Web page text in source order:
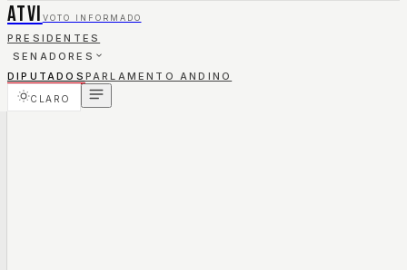
ATVI VOTO INFORMADO
PRESIDENTES
SENADORES
DIPUTADOS PARLAMENTO ANDINO
CLARO